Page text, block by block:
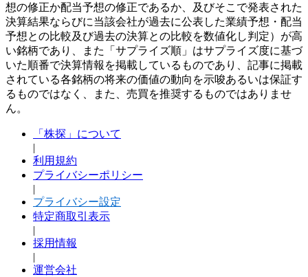
想の修正か配当予想の修正であるか、及びそこで発表された
決算結果ならびに当該会社が過去に公表した業績予想・配当
予想との比較及び過去の決算との比較を数値化し判定）が高
い銘柄であり、また「サプライズ順」はサプライズ度に基づ
いた順番で決算情報を掲載しているものであり、記事に掲載
されている各銘柄の将来の価値の動向を示唆あるいは保証す
るものではなく、また、売買を推奨するものではありませ
ん。
「株探」について
|
利用規約
プライバシーポリシー
|
プライバシー設定
特定商取引表示
|
採用情報
|
運営会社